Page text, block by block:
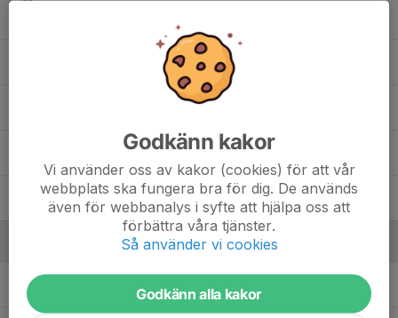
23. Adele Lagerquist
34. Hedda Bagge
38. Astrid Källberg
Godkänn kakor
Vi använder oss av kakor (cookies) för att vår
webbplats ska fungera bra för dig. De används
även för webbanalys i syfte att hjälpa oss att
förbättra våra tjänster.
Så använder vi cookies
Godkänn alla kakor